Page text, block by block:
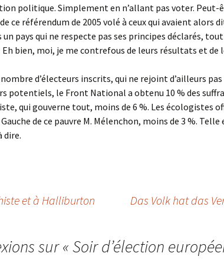
politique. Simplement en n’allant pas voter. Peut-
ce référendum de 2005 volé à ceux qui avaient alors
un pays qui ne respecte pas ses principes déclarés, tout
bien, moi, je me contrefous de leurs résultats et de
d’électeurs inscrits, qui ne rejoint d’ailleurs pas
potentiels, le Front National a obtenu 10 % des
qui gouverne tout, moins de 6 %. Les écologistes
de ce pauvre M. Mélenchon, moins de 3 %.
dire.
et à Halliburton Das Volk hat das
sur «Soir d’élection